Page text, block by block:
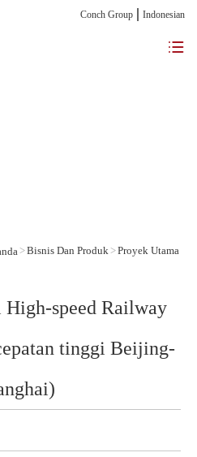
Conch Group Indonesian
>Bisnis Dan Produk >Proyek Utama
speed Railway
tinggi Beijing-